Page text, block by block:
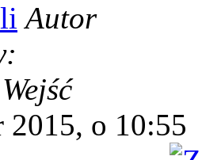
Autor
Wejść
2015, o 10:55